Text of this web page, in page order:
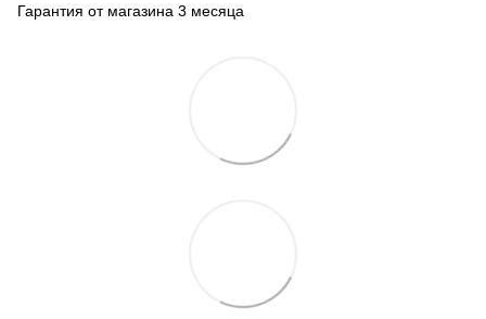
Гарантия от магазина 3 месяца